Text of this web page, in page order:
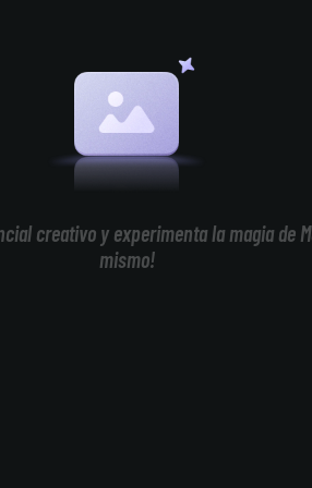
creativo y experimenta la magia de
mismo!